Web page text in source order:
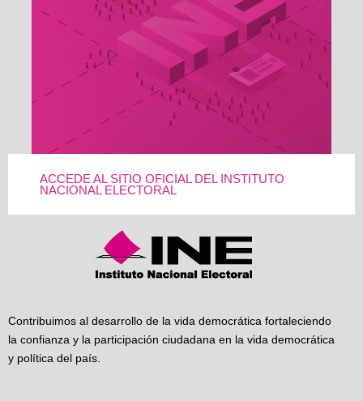
ACCEDE AL SITIO OFICIAL DEL INSTITUTO
NACIONAL ELECTORAL
Contribuimos al desarrollo de la vida democrática fortaleciendo
la confianza y la participación ciudadana en la vida democrática
y política del país.